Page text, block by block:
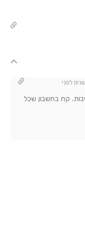
או יותר, מדובר באותו עבד עם 8 ליבות. קח בחשבון שכל